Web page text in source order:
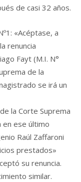
de casi 32 años.
«Acéptase, a
renuncia
Fayt (M.I. N°
de la
se irá un
la Corte Suprema
en ese último
Raúl Zaffaroni
prestados»
su renuncia.
similar.